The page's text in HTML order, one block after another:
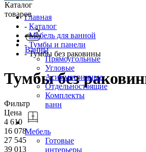
Каталог
товаров
Ванны
Прямоугольные
Угловые
Асимметричные
Отдельностоящие
Комплекты
ванн
Мебель
Готовые
интерьеры
Главная
- Каталог
-Мебель для ванной
- Тумбы и панели
- Тумбы без раковины
Тумбы без
Фильтр
Цена
4 610
16 078
27 545
39 013